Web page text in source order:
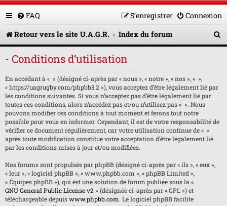
FAQ Connexion
S’enregistrer
Retour vers le site U.A.G.R.
Index du forum
e
- Conditions d’utilisation
En accédant à « » (désigné ci-après par « nous », « notre », « nos », « »,
« https://uagrugby.com/phpbb3.2 »), vous acceptez d’être légalement lié par
les conditions suivantes. Si vous n’acceptez pas d’être légalement lié par
toutes ces conditions, alors n’accédez pas et/ou n’utilisez pas « ». Nous
pouvons modifier ces conditions à tout moment et ferons tout notre
possible pour vous en informer. Cependant, il est de votre responsabilité de
vérifier ce document régulièrement, car votre utilisation continue de « »
après toute modification constitue votre acceptation d’être légalement lié
par les conditions mises à jour et/ou modifiées.
Nos forums sont propulsés par phpBB (désigné ci-après par « ils », « eux »,
« leur », « logiciel phpBB », « www.phpbb.com », « phpBB Limited »,
« Équipes phpBB »), qui est une solution de forum publiée sous la «
GNU General Public License v2 » (désignée ci-après par « GPL ») et
téléchargeable depuiswww.phpbb.com. Le logiciel phpBB facilite